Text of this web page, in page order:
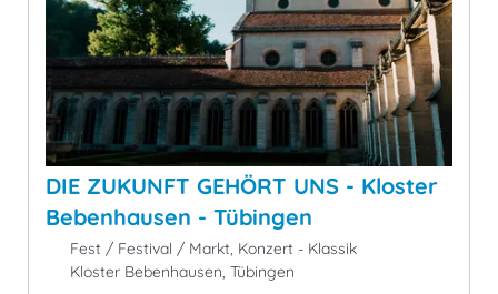
DIE ZUKUNFT GEHÖRT UNS - Kloster
Bebenhausen - Tübingen
Fest / Festival / Markt, Konzert - Klassik
Kloster Bebenhausen, Tübingen